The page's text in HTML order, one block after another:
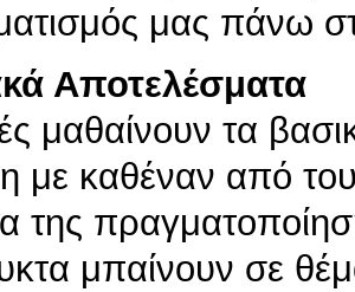
μας πάνω
Αποτελέσματα
μαθαίνουν τα
με καθέναν από
της
μπαίνουν σε